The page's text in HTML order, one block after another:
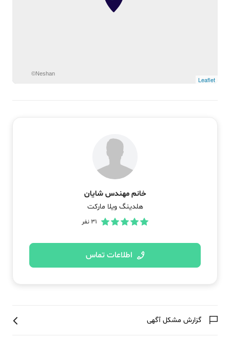
Leaflet
©Neshan
خانم مهندس شایان
هلدینگ ویلا مارکت
31 نفر
اطلاعات تماس
گزارش مشکل آگهی